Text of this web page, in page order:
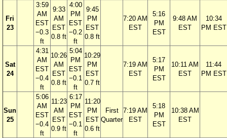
Fri
23
3:59
AM
EST
−0.3
ft
9:33
AM
EST
0.8 ft
4:00
PM
EST
−0.2
ft
9:45
PM
EST
0.8 ft
7:20 AM
EST
5:16
PM
EST
9:48 AM
EST
10:34
PM EST
Sat
24
4:31
AM
EST
−0.4
ft
10:26
AM
EST
0.8 ft
5:04
PM
EST
−0.1
ft
10:29
PM
EST
0.7 ft
7:19 AM
EST
5:17
PM
EST
10:11 AM
EST
11:44
PM EST
Sun
25
5:06
AM
EST
−0.4
ft
11:23
AM
EST
0.9 ft
6:17
PM
EST
−0.1
ft
11:20
PM
EST
0.6 ft
First
Quarter
7:19 AM
EST
5:18
PM
EST
10:38 AM
EST